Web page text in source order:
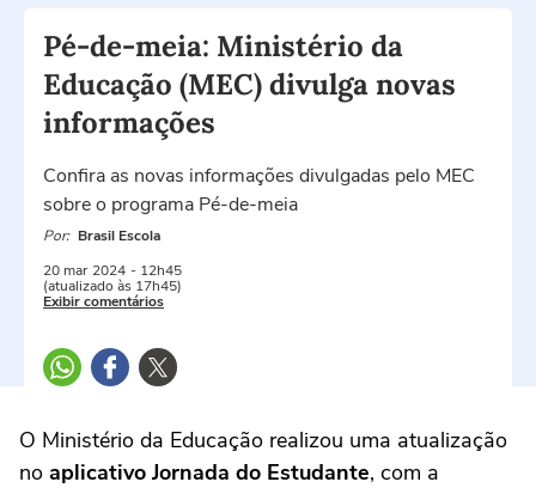
Pé-de-meia: Ministério da
Educação (MEC) divulga novas
informações
Confira as novas informações divulgadas pelo MEC
sobre o programa Pé-de-meia
Por: Brasil Escola
20 mar 2024 - 12h45
(atualizado às 17h45)
Exibir comentários
O Ministério da Educação realizou uma atualização
no aplicativo Jornada do Estudante, com a